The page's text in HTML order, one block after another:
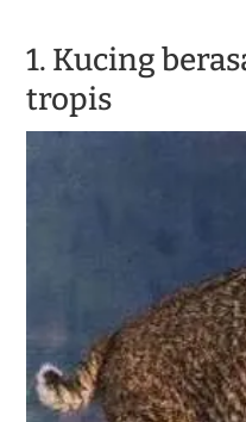
1. Kucing
tropis